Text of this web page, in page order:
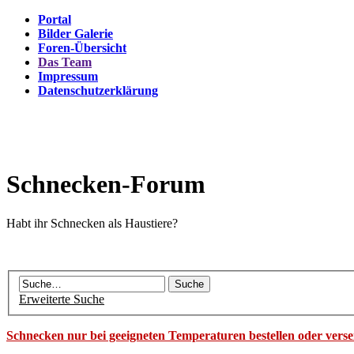
Portal
Bilder Galerie
Foren-Übersicht
Das Team
Impressum
Datenschutzerklärung
Schnecken-Forum
Habt ihr Schnecken als Haustiere?
Erweiterte Suche
Schnecken nur bei geeigneten Temperaturen bestellen oder